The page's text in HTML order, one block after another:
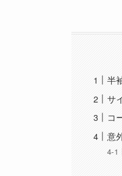
半
サ
コ
意